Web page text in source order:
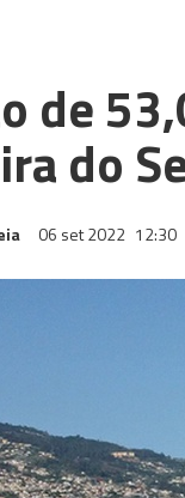
de
do
06 set 2022 12:30